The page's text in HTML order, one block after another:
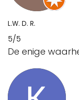
L.W. D. R.
5/5
De enige